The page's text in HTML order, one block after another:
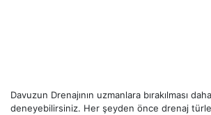
Davuzun Drenajının uzmanlara bırakılması
deneyebilirsiniz. Her şeyden önce drenaj